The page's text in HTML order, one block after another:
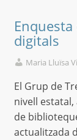
Enquesta
digitals
Maria Lluïsa
El Grup de
nivell
de
actualitzada